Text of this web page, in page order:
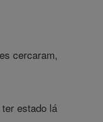
cercaram,
estado lá